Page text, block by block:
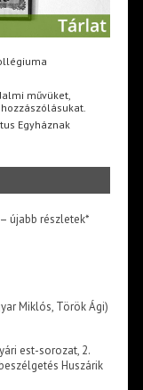
művüket,
Egyháznak
újabb részletek*
Miklós, Török Ági)
est-sorozat, 2.
Huszárik